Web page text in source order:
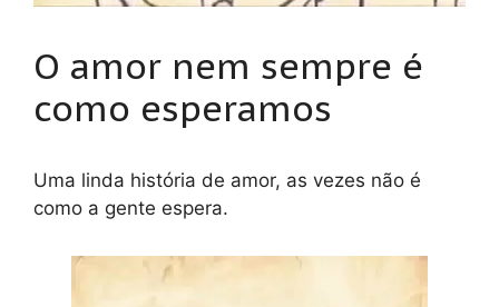
O amor nem sempre é
como esperamos
Uma linda história de amor, as vezes não é
como a gente espera.